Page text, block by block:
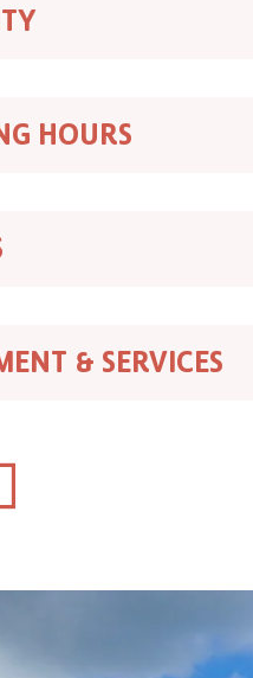
HOURS
& SERVICES